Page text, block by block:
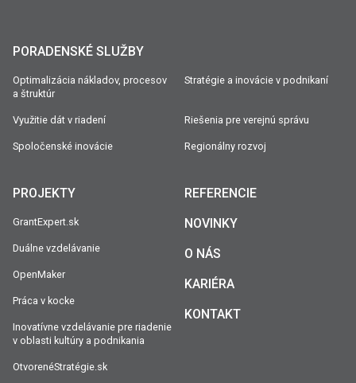
PORADENSKÉ SLUŽBY
Optimalizácia nákladov, procesov
a štruktúr
Stratégie a inovácie v podnikaní
Využitie dát v riadení Riešenia pre verejnú správu
Spoločenské inovácie Regionálny rozvoj
PROJEKTY
GrantExpert.sk
Duálne vzdelávanie
OpenMaker
Práca v kocke
Inovatívne vzdelávanie pre riadenie
v oblasti kultúry a podnikania
OtvorenéStratégie.sk
REFERENCIE
NOVINKY
O NÁS
KARIÉRA
KONTAKT